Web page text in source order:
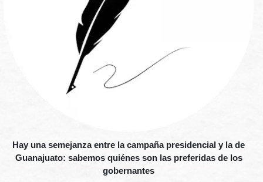
Hay una semejanza entre la campaña presidencial y la de
Guanajuato: sabemos quiénes son las preferidas de los
gobernantes